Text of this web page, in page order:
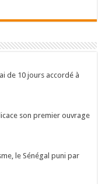
de 10 jours accordé à
son premier ouvrage
le Sénégal puni par